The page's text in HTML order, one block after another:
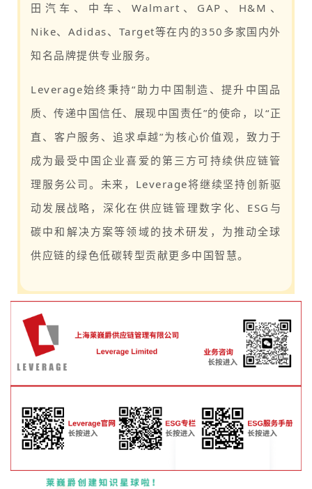
田汽车、中车、Walmart、GAP、H&M、
Nike、Adidas、Target等在内的350多家国内外
知名品牌提供专业服务。
Leverage始终秉持“助力中国制造、提升中国品
质、传递中国信任、展现中国责任”的使命，以“正
直、客户服务、追求卓越”为核心价值观，致力于
成为最受中国企业喜爱的第三方可持续供应链管
理服务公司。未来，Leverage将继续坚持创新驱
动发展战略，深化在供应链管理数字化、ESG与
碳中和解决方案等领域的技术研发，为推动全球
供应链的绿色低碳转型贡献更多中国智慧。